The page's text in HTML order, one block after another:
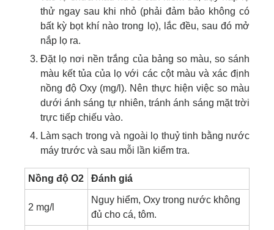
thử ngay sau khi nhỏ (phải đảm bảo không có
bất kỳ bọt khí nào trong lọ), lắc đều, sau đó mở
nắp lọ ra.
Đặt lọ nơi nền trắng của bảng so màu, so sánh
màu kết tủa của lọ với các cột màu và xác định
nồng độ Oxy (mg/l). Nên thực hiện việc so màu
dưới ánh sáng tự nhiên, tránh ánh sáng mặt trời
trực tiếp chiếu vào.
Làm sạch trong và ngoài lọ thuỷ tinh bằng nước
máy trước và sau mỗi lần kiểm tra.
Nồng độ O2 Đánh giá
2 mg/l
Nguy hiểm, Oxy trong nước không
đủ cho cá, tôm.